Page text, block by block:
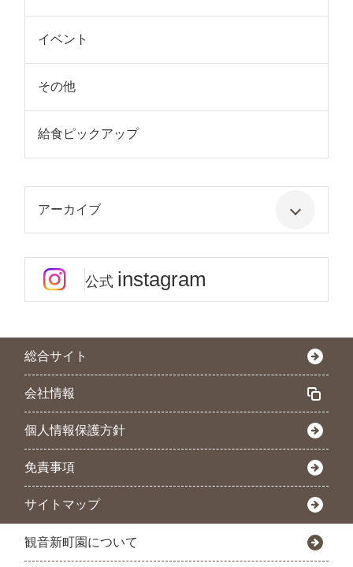
イベント
その他
給食ピックアップ
アーカイブ
公式 instagram
総合サイト
会社情報
個人情報保護方針
免責事項
サイトマップ
観音新町園について